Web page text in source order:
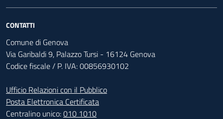
CONTATTI
Comune di Genova
Via Garibaldi 9, Palazzo Tursi - 16124 Genova
Codice fiscale / P. IVA: 00856930102
Ufficio Relazioni con il Pubblico
Posta Elettronica Certificata
Centralino unico:010 1010